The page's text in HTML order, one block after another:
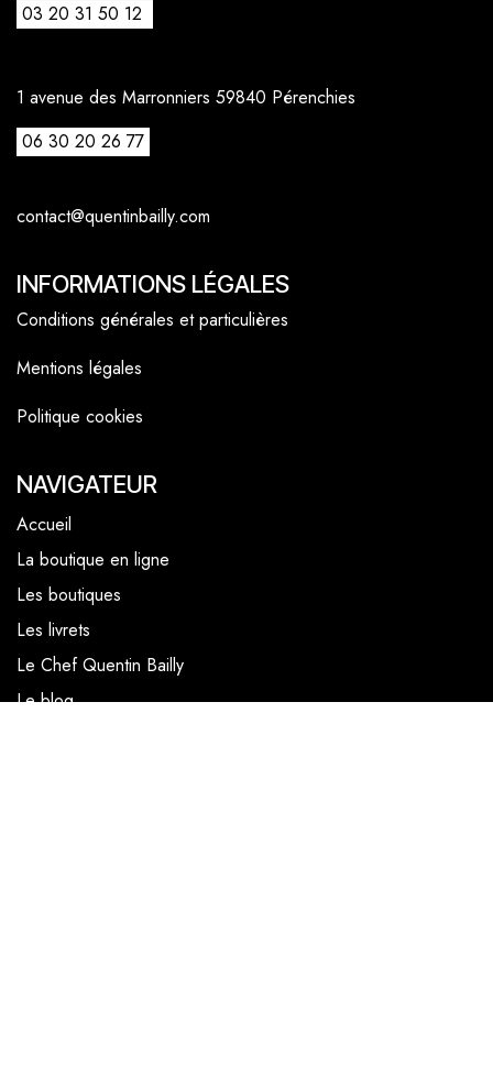
03 20 31 50 12
1 avenue des Marronniers 59840 Pérenchies
06 30 20 26 77
contact@quentinbailly.com
INFORMATIONS LÉGALES
Conditions générales et particulières
Mentions légales
Politique cookies
NAVIGATEUR
Accueil
La boutique en ligne
Les boutiques
Les livrets
Le Chef Quentin Bailly
Le blog